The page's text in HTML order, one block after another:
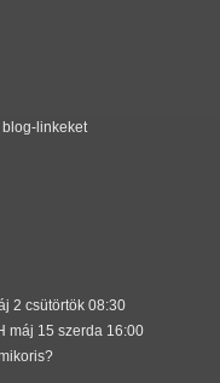
linkeket
2 csütörtök 08:30
máj 15 szerda 16:00